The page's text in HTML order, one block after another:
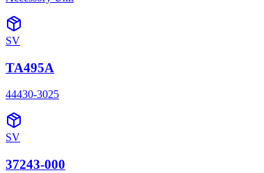
SV
TA495A
44430-3025
SV
37243-000